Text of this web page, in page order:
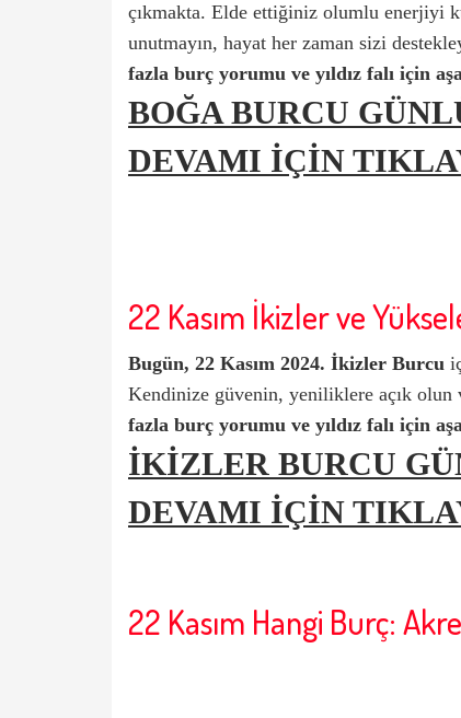
çıkmakta. Elde ettiğiniz olumlu enerjiyi
unutmayın, hayat her zaman sizi
fazla burç yorumu ve yıldız falı için
BOĞA BURCU
DEVAMI İÇİN
22 Kasım İkizler ve
Bugün, 22 Kasım 2024. İkizler Burcu
Kendinize güvenin, yeniliklere açık olun
fazla burç yorumu ve yıldız falı için
İKİZLER BURCU
DEVAMI İÇİN
22 Kasım Hangi Burç: